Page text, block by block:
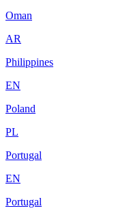
Oman
AR
Philippines
EN
Poland
PL
Portugal
EN
Portugal